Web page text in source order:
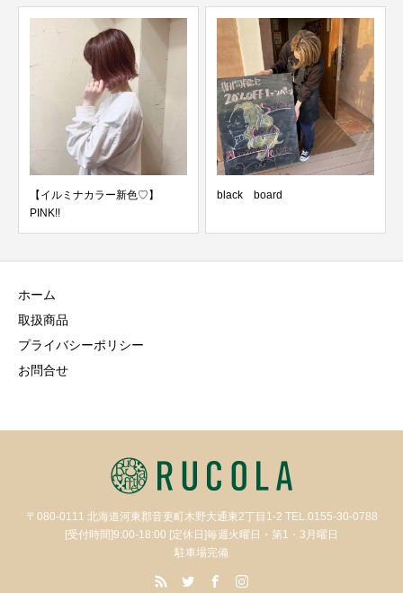
【イルミナカラー新色♡】
PINK!!
black board
ホーム
取扱商品
プライバシーポリシー
お問合せ
〒080-0111 北海道河東郡音更町木野大通東2丁目1-2 TEL.0155-30-0788
[受付時間]9:00-18:00 [定休日]毎週火曜日・第1・3月曜日
駐車場完備